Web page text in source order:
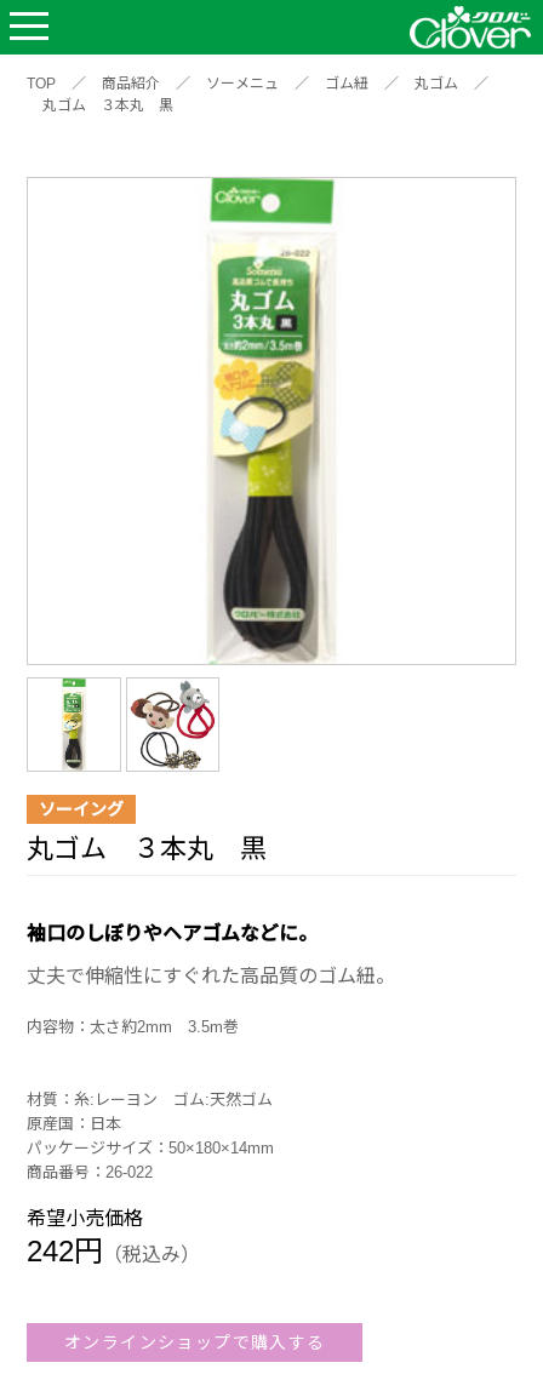
TOP ／ 商品紹介 ／ ソーメニュ ／ ゴム紐 ／ 丸ゴム
／
丸ゴム ３本丸 黒
ソーイング
丸ゴム ３本丸 黒
袖口のしぼりやヘアゴムなどに。
丈夫で伸縮性にすぐれた高品質のゴム紐。
内容物：太さ約2mm 3.5m巻
材質：糸:レーヨン ゴム:天然ゴム
原産国：日本
パッケージサイズ：50×180×14mm
商品番号：26-022
希望小売価格
242円 （税込み）
オンラインショップで購入する